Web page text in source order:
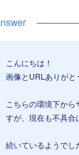
こんにちは！
画像とURLありがと
こちらの環境下か
すが、現在も不具合
続いているようで